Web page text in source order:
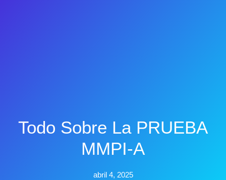
Todo Sobre La PRUEBA
MMPI-A
abril 4, 2025